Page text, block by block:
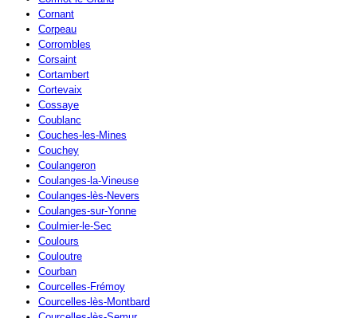
Cornant
Corpeau
Corrombles
Corsaint
Cortambert
Cortevaix
Cossaye
Coublanc
Couches-les-Mines
Couchey
Coulangeron
Coulanges-la-Vineuse
Coulanges-lès-Nevers
Coulanges-sur-Yonne
Coulmier-le-Sec
Coulours
Couloutre
Courban
Courcelles-Frémoy
Courcelles-lès-Montbard